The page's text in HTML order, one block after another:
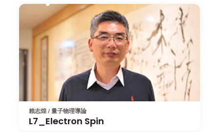
賴志煌 / 量子物理導論
L7_Electron Spin